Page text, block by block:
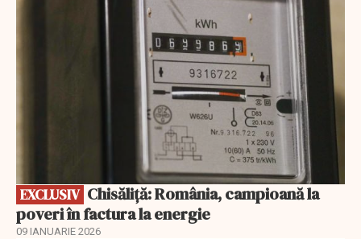
EXCLUSIV
poveri în factura la energie
09 IANUARIE 2026